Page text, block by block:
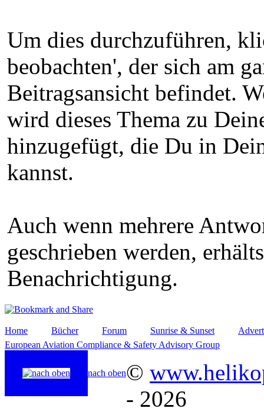
Um dies durchzuführen,
beobachten', der sich am
Beitragsansicht befindet.
wird dieses Thema zu
hinzugefügt, die Du in
kannst.
Auch wenn mehrere
geschrieben werden,
Benachrichtigung.
Home Bücher Forum Sunrise & Sunset
European Aviation Compliance & Safety Advisory Group
nach oben©
- 2026